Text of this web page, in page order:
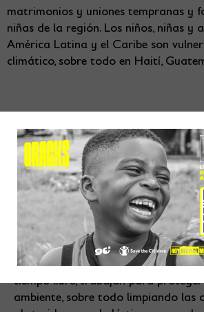
matrimonios y uniones tempranas y
niñas de la región. Los niños, niñas y
América Latina y el Caribe son
climático, sobre todo en Haití,
Shorely*, una joven de Tumaco que
medioambiente limpiando las playas
Shorely tiene 16 años y vive en
la costa del Pacífico. Su madre,
enfermera y fundó la asociación
plástico y los residuos recogidos en
tiempo libre, trabajan para proteger
ambiente, sobre todo limpiando las